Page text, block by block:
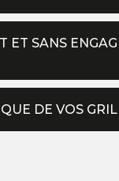
ET SANS
DE VOS